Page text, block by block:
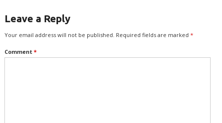
Leave a Reply
Your email address will not be published. Required fields are marked *
Comment *